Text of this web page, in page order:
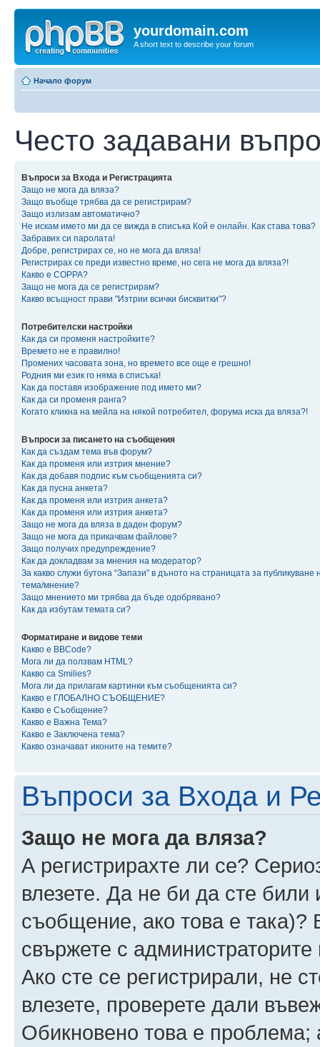
yourdomain.com
A short text to describe your forum
Начало форум
Често задавани
Въпроси за Входа и Регистрацията
Защо не мога да вляза?
Защо въобще трябва да се регистрирам?
Защо излизам автоматично?
Не искам името ми да се вижда в списъка Кой е онлайн. Как става това?
Забравих си паролата!
Добре, регистрирах се, но не мога да вляза!
Регистрирах се преди известно време, но сега не мога да вляза?!
Какво е COPPA?
Защо не мога да се регистрирам?
Какво всъщност прави "Изтрии всички бисквитки"?
Потребителски настройки
Как да си променя настройките?
Времето не е правилно!
Промених часовата зона, но времето все още е грешно!
Родния ми език го няма в списъка!
Как да поставя изображение под името ми?
Как да си променя ранга?
Когато кликна на мейла на някой потребител, форума иска да вляза?!
Въпроси за писането на съобщения
Как да създам тема във форум?
Как да променя или изтрия мнение?
Как да добавя подпис към съобщенията си?
Как да пусна анкета?
Как да променя или изтрия анкета?
Как да променя или изтрия анкета?
Защо не мога да вляза в даден форум?
Защо не мога да прикачвам файлове?
Защо получих предупреждение?
Как да докладвам за мнения на модератор?
За какво служи бутона “Запази” в дъното на страницата за публикуване
тема/мнение?
Защо мнението ми трябва да бъде одобрявано?
Как да избутам темата си?
Форматиране и видове теми
Какво е BBCode?
Мога ли да ползвам HTML?
Какво са Smilies?
Мога ли да прилагам картинки към съобщенията си?
Какво е ГЛОБАЛНО СЪОБЩЕНИЕ?
Какво е Съобщение?
Какво е Важна Тема?
Какво е Заключена тема?
Какво означават иконите на темите?
Въпроси за Входа и
Защо не мога да вляза?
А регистрирахте ли се?
влезете. Да не би да сте
съобщение, ако това е така)?
свържете с
Ако сте се регистрирали, не
влезете, проверете дали
Обикновено това е проблема;